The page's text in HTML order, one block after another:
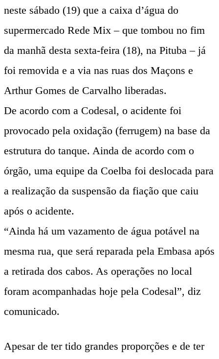
neste sábado (19) que a caixa d’água do
supermercado Rede Mix – que tombou no fim
da manhã desta sexta-feira (18), na Pituba – já
foi removida e a via nas ruas dos Maçons e
Arthur Gomes de Carvalho liberadas.
De acordo com a Codesal, o acidente foi
provocado pela oxidação (ferrugem) na base da
estrutura do tanque. Ainda de acordo com o
órgão, uma equipe da Coelba foi deslocada para
a realização da suspensão da fiação que caiu
após o acidente.
“Ainda há um vazamento de água potável na
mesma rua, que será reparada pela Embasa após
a retirada dos cabos. As operações no local
foram acompanhadas hoje pela Codesal”, diz
comunicado.
Apesar de ter tido grandes proporções e de ter